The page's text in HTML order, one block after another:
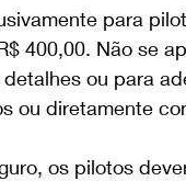
para
400,00. Não se
ou para
ou diretamente
os pilotos